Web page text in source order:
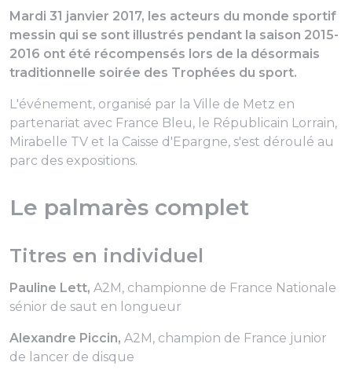
Mardi 31 janvier 2017, les acteurs du monde sportif
messin qui se sont illustrés pendant la saison 2015-
2016 ont été récompensés lors de la désormais
traditionnelle soirée des Trophées du sport.
L'événement, organisé par la Ville de Metz en
partenariat avec France Bleu, le Républicain Lorrain,
Mirabelle TV et la Caisse d'Epargne, s'est déroulé au
parc des expositions.
Le palmarès complet
Titres en individuel
Pauline Lett, A2M, championne de France Nationale
sénior de saut en longueur
Alexandre Piccin, A2M, champion de France junior
de lancer de disque